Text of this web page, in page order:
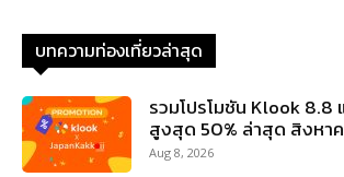
บทความท่องเที่ยวล่าสุด
รวมโปรโมชัน Klook 8.8
สูงสุด 50% ล่าสุด สิงหา
Aug 8, 2026